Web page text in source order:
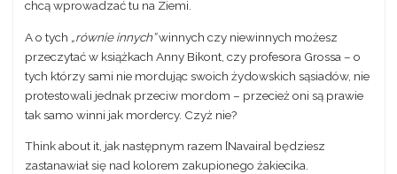
chcą wprowadzać tu na Ziemi.
A o tych „równie innych”winnych czy niewinnych możesz
przeczytać w książkach Anny Bikont, czy profesora Grossa – o
tych którzy sami nie mordując swoich żydowskich sąsiadów, nie
protestowali jednak przeciw mordom – przecież oni są prawie
tak samo winni jak mordercy. Czyż nie?
Think about it, jak następnym razem [Navaira] będziesz
zastanawiał się nad kolorem zakupionego żakiecika.